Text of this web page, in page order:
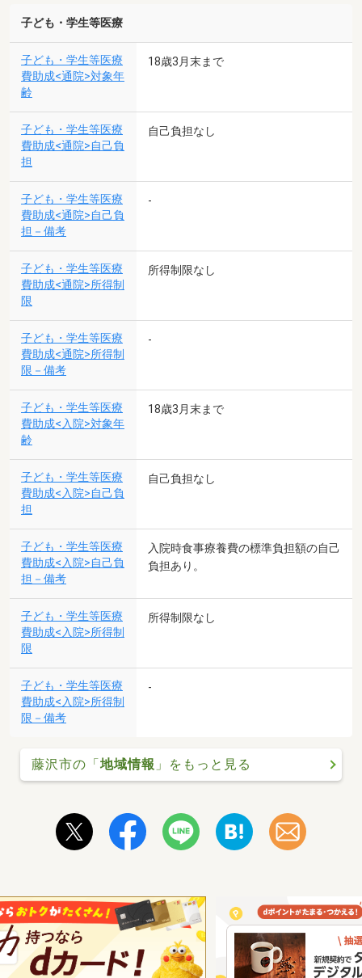
子ども・学生等医療
子ども・学生等医療
費助成<通院>対象年
齢
18歳3月末まで
子ども・学生等医療
費助成<通院>自己負
担
自己負担なし
子ども・学生等医療
費助成<通院>自己負
担－備考
-
子ども・学生等医療
費助成<通院>所得制
限
所得制限なし
子ども・学生等医療
費助成<通院>所得制
限－備考
-
子ども・学生等医療
費助成<入院>対象年
齢
18歳3月末まで
子ども・学生等医療
費助成<入院>自己負
担
自己負担なし
子ども・学生等医療
費助成<入院>自己負
担－備考
入院時食事療養費の標準負担額の自己
負担あり。
子ども・学生等医療
費助成<入院>所得制
限
所得制限なし
子ども・学生等医療
費助成<入院>所得制
限－備考
-
藤沢市の「地域情報 」をもっと見る